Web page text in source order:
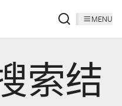
MENU
索结